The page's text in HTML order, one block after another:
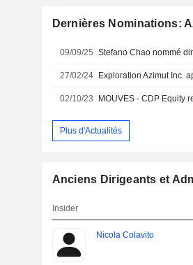
Dernières Nominations:
09/09/25
27/02/24 Exploration Azimut Inc.
02/10/23
Plus d'Actualités
Anciens Dirigeants et
Insider
Nicola Colavito